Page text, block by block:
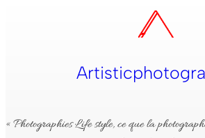
« Photographies Life style, ce que la